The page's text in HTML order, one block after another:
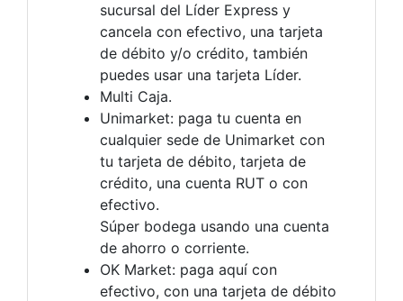
sucursal del Líder Express y
cancela con efectivo, una tarjeta
de débito y/o crédito, también
puedes usar una tarjeta Líder.
Multi Caja.
Unimarket: paga tu cuenta en
cualquier sede de Unimarket con
tu tarjeta de débito, tarjeta de
crédito, una cuenta RUT o con
efectivo.
Súper bodega usando una cuenta
de ahorro o corriente.
OK Market: paga aquí con
efectivo, con una tarjeta de débito